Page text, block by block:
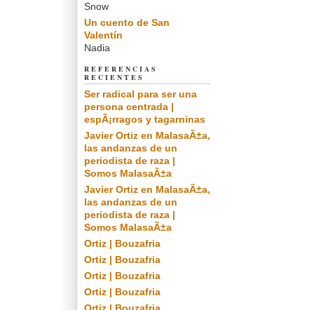
Snow
Un cuento de San
Valentín
Nadia
REFERENCIAS
RECIENTES
Ser radical para ser una
persona centrada |
espÃ¡rragos y tagarninas
Javier Ortiz en MalasaÃ±a,
las andanzas de un
periodista de raza |
Somos MalasaÃ±a
Javier Ortiz en MalasaÃ±a,
las andanzas de un
periodista de raza |
Somos MalasaÃ±a
Ortiz | Bouzafria
Ortiz | Bouzafria
Ortiz | Bouzafria
Ortiz | Bouzafria